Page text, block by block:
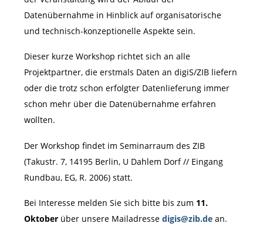
Datenübernahme in Hinblick auf organisatorische
und technisch-konzeptionelle Aspekte sein.
Dieser kurze Workshop richtet sich an alle
Projektpartner, die erstmals Daten an digiS/ZIB liefern
oder die trotz schon erfolgter Datenlieferung immer
schon mehr über die Datenübernahme erfahren
wollten.
Der Workshop findet im Seminarraum des ZIB
(Takustr. 7, 14195 Berlin, U Dahlem Dorf // Eingang
Rundbau, EG, R. 2006) statt.
Bei Interesse melden Sie sich bitte bis zum 11.
Oktoberüber unsere Mailadresse digis@zib.dean.